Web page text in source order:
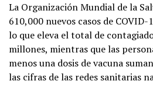
La Organización Mundial de la
610,000 nuevos casos de
lo que eleva el total de
millones, mientras que las
menos una dosis de vacuna
las cifras de las redes sanitarias